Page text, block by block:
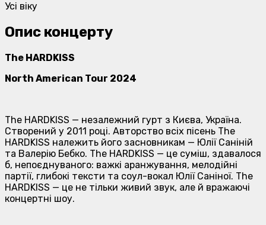
Усі віку
Опис концерту
The HARDKISS
North American Tour 2024
The HARDKISS — незалежний гурт з Києва, Україна.
Створений у 2011 році. Авторство всіх пісень The
HARDKISS належить його засновникам — Юлії Саніній
та Валерію Бебко. The HARDKISS — це суміш, здавалося
б, непоєднуваного: важкі аранжування, мелодійні
партії, глибокі тексти та соул-вокал Юлії Саніної. The
HARDKISS — це не тільки живий звук, але й вражаючі
концертні шоу.